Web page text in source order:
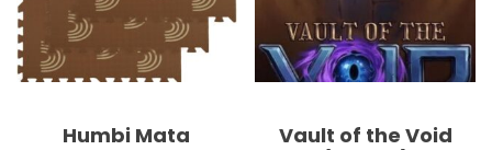
Humbi Mata
Vault of the Void